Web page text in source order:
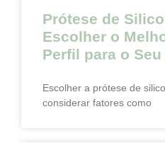
Prótese de
Escolher o
Perfil para o
Escolher a prótese de
considerar fatores como